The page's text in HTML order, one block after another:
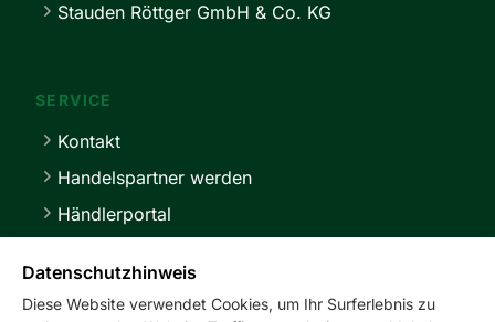
Stauden Röttger GmbH & Co. KG
SERVICE
Kontakt
Handelspartner werden
Händlerportal
Datenschutzhinweis
Diese Website verwendet Cookies, um Ihr Surferlebnis zu